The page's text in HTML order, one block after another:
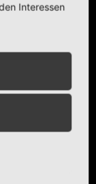
Interessen